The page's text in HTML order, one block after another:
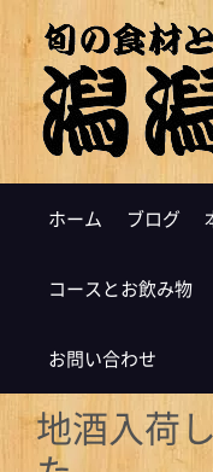
ホーム ブログ
コースとお飲み物
お問い合わせ
地酒入荷